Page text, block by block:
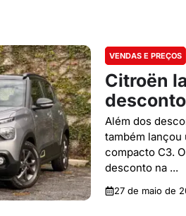
VENDAS E PREÇOS
Citroën
Além dos
também lançou
compacto C3.
desconto na ...
27 de maio de